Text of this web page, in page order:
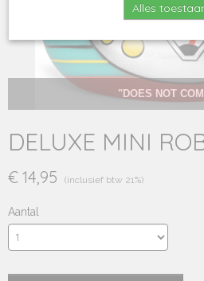
"DOES NOT
DELUXE MINI
€ 14,95 (inclusief btw 21%)
Aantal
Alles